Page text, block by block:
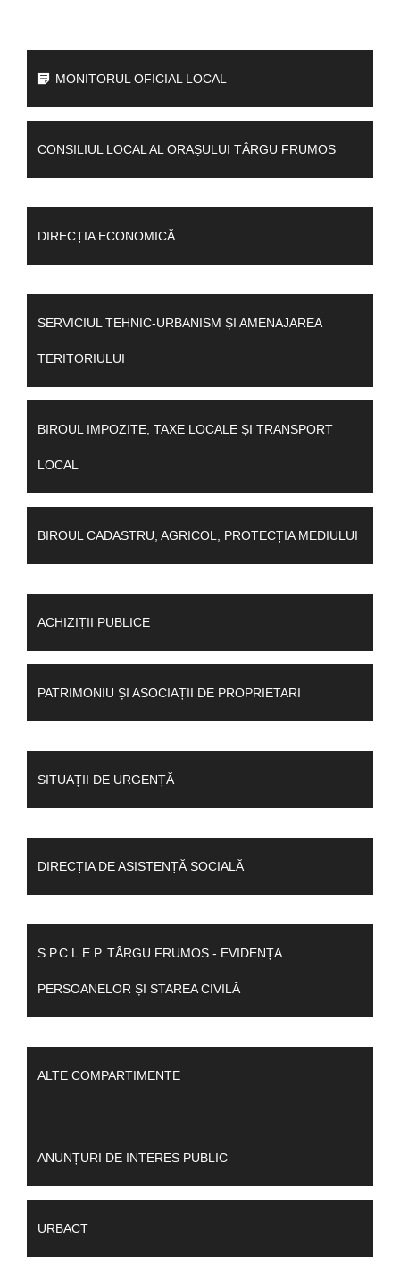
MONITORUL OFICIAL LOCAL
CONSILIUL LOCAL AL ORAȘULUI TÂRGU FRUMOS
DIRECȚIA ECONOMICĂ
SERVICIUL TEHNIC-URBANISM ȘI AMENAJAREA
TERITORIULUI
BIROUL IMPOZITE, TAXE LOCALE ȘI TRANSPORT
LOCAL
BIROUL CADASTRU, AGRICOL, PROTECȚIA MEDIULUI
ACHIZIȚII PUBLICE
PATRIMONIU ȘI ASOCIAȚII DE PROPRIETARI
SITUAȚII DE URGENȚĂ
DIRECȚIA DE ASISTENȚĂ SOCIALĂ
S.P.C.L.E.P. TÂRGU FRUMOS - EVIDENȚA
PERSOANELOR ȘI STAREA CIVILĂ
ALTE COMPARTIMENTE
ANUNȚURI DE INTERES PUBLIC
URBACT